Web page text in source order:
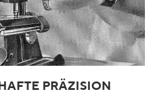
PRÄZISION